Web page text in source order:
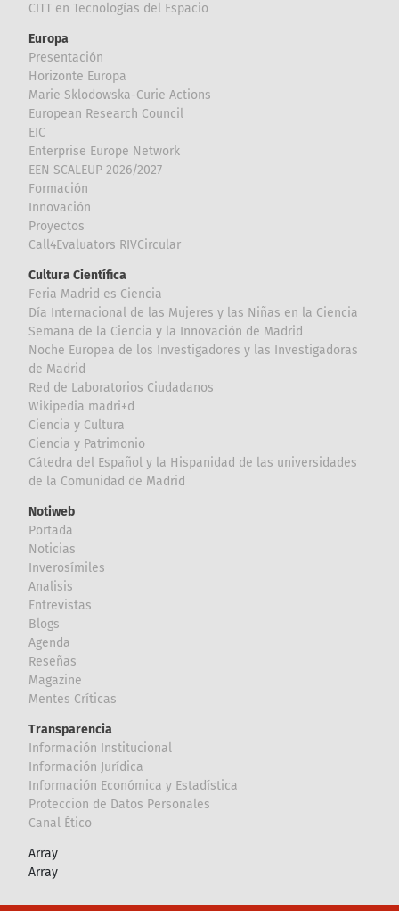
CITT en Tecnologías del Espacio
Europa
Presentación
Horizonte Europa
Marie Sklodowska-Curie Actions
European Research Council
EIC
Enterprise Europe Network
EEN SCALEUP 2026/2027
Formación
Innovación
Proyectos
Call4Evaluators RIVCircular
Cultura Científica
Feria Madrid es Ciencia
Día Internacional de las Mujeres y las Niñas en la Ciencia
Semana de la Ciencia y la Innovación de Madrid
Noche Europea de los Investigadores y las Investigadoras
de Madrid
Red de Laboratorios Ciudadanos
Wikipedia madri+d
Ciencia y Cultura
Ciencia y Patrimonio
Cátedra del Español y la Hispanidad de las universidades
de la Comunidad de Madrid
Notiweb
Portada
Noticias
Inverosímiles
Analisis
Entrevistas
Blogs
Agenda
Reseñas
Magazine
Mentes Críticas
Transparencia
Información Institucional
Información Jurídica
Información Económica y Estadística
Proteccion de Datos Personales
Canal Ético
Array
Array